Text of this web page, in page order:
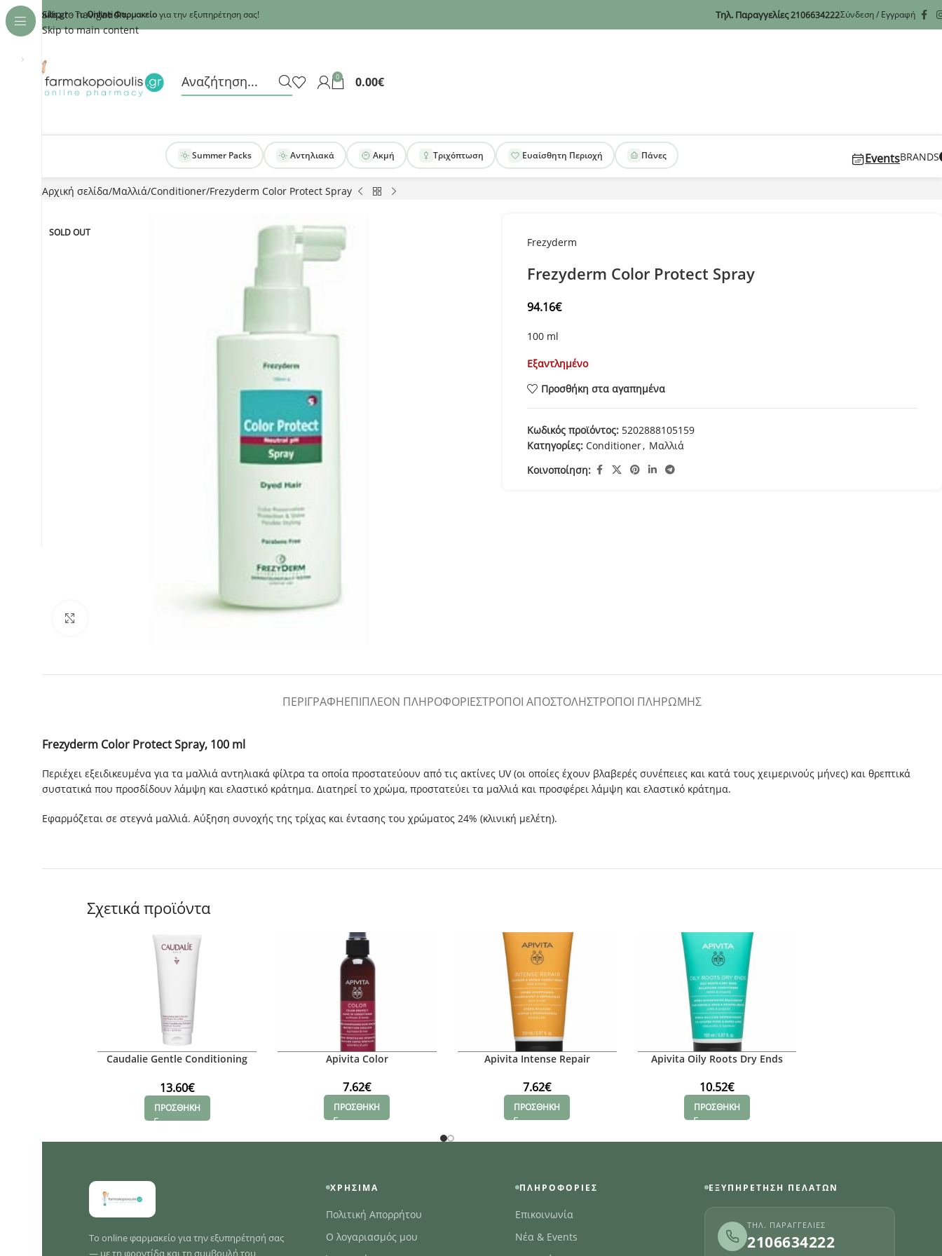
Skip to navigation
Skip to main content
›
- ΤοOnline Φαρμακείογια την εξυπηρέτηση σας! Τηλ. Παραγγελίες2106634222Σύνδεση / Εγγραφή
0 0.00€
Summer Packs Αντηλιακά Ακμή Τριχόπτωση Ευαίσθητη Περιοχή Πάνες EventsBRANDS
Αρχική σελίδα Μαλλιά Conditioner Frezyderm Color Protect Spray
SOLD OUT
Frezyderm
Frezyderm Color Protect Spray
94.16€
100 ml
Εξαντλημένο
Προσθήκη στα αγαπημένα
Κωδικός προϊόντος: 5202888105159
Κατηγορίες: Conditioner, Μαλλιά
Κοινοποίηση:
ΠΕΡΙΓΡΑΦΉΕΠΙΠΛΈΟΝ ΠΛΗΡΟΦΟΡΊΕΣΤΡΌΠΟΙ ΑΠΟΣΤΟΛΉΣΤΡΌΠΟΙ ΠΛΗΡΩΜΉΣ
Frezyderm Color Protect Spray, 100 ml
Περιέχει εξειδικευμένα για τα μαλλιά αντηλιακά φίλτρα τα οποία προστατεύουν από τις ακτίνες UV (οι οποίες έχουν βλαβερές συνέπειες και κατά τους χειμερινούς μήνες) και θρεπτικά
συστατικά που προσδίδουν λάμψη και ελαστικό κράτημα. Διατηρεί το χρώμα, προστατεύει τα μαλλιά και προσφέρει λάμψη και ελαστικό κράτημα.
Εφαρμόζεται σε στεγνά μαλλιά. Αύξηση συνοχής της τρίχας και έντασης του χρώματος 24% (κλινική μελέτη).
Σχετικά προϊόντα
Caudalie Gentle Conditioning
13.60€
ΠΡΟΣΘΗΚΗ
Apivita Color
7.62€
ΠΡΟΣΘΗΚΗ
Apivita Intense Repair
7.62€
ΠΡΟΣΘΗΚΗ
Apivita Oily Roots Dry Ends
10.52€
ΠΡΟΣΘΗΚΗ
Το online φαρμακείο για την εξυπηρέτησή σας
— με τη φροντίδα και τη συμβουλή του
ΧΡΉΣΙΜΑ
Πολιτική Απορρήτου
Ο λογαριασμός μου
ΠΛΗΡΟΦΟΡΊΕΣ
Επικοινωνία
Νέα & Events
ΕΞΥΠΗΡΈΤΗΣΗ ΠΕΛΑΤΏΝ
ΤΗΛ. ΠΑΡΑΓΓΕΛΊΕΣ
2106634222